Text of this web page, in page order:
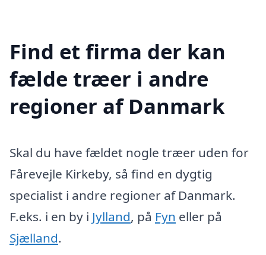
Find et firma der kan
fælde træer i andre
regioner af Danmark
Skal du have fældet nogle træer uden for
Fårevejle Kirkeby, så find en dygtig
specialist i andre regioner af Danmark.
F.eks. i en by i Jylland, på Fyn eller på
Sjælland.